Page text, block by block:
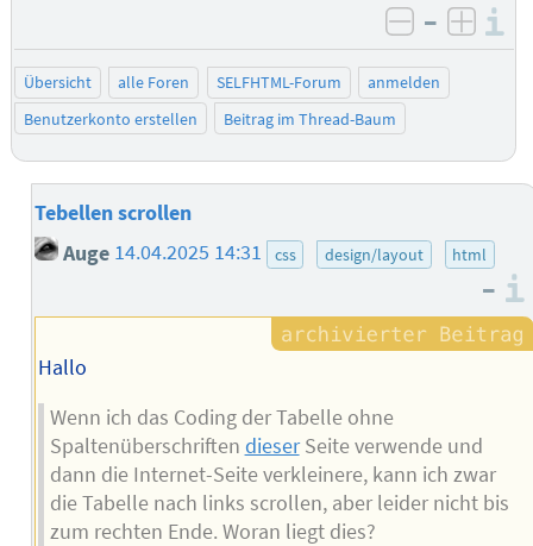
negativ
–
Übersicht alle Foren SELFHTML-Forum
anmelden
Benutzerkonto erstellen
Beitrag im Thread-Baum
Tebellen scrollen
Auge 14.04.2025 14:31 css design/layout html
–
Hallo
Wenn ich das Coding der Tabelle ohne
Spaltenüberschriften dieserSeite verwende und
dann die Internet-Seite verkleinere, kann ich zwar
die Tabelle nach links scrollen, aber leider nicht bis
zum rechten Ende. Woran liegt dies?